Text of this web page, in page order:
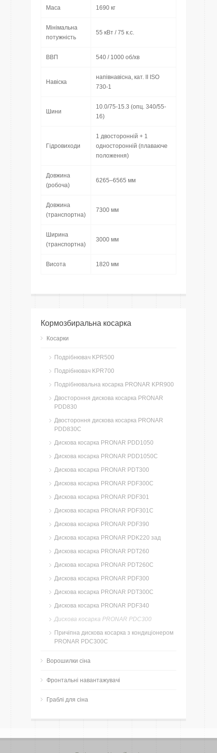
Маса 1690 кг
Мінімальна
потужність
55 кВт / 75 к.с.
ВВП 540 / 1000 об/хв
Навіска
напівнавісна, кат. II ISO
730-1
Шини
10.0/75-15.3 (опц. 340/55-
16)
Гідровиходи
1 двосторонній + 1
односторонній (плаваюче
положення)
Довжина
(робоча)
6265–6565 мм
Довжина
(транспортна)
7300 мм
Ширина
(транспортна)
3000 мм
Висота 1820 мм
Кормозбиральна косарка
Косарки
Подрібнювач KPR500
Подрібнювач KPR700
Подрібнювальна косарка PRONAR KPR900
Двостороння дискова косарка PRONAR
PDD830
Двостороння дискова косарка PRONAR
PDD830C
Дискова косарка PRONAR PDD1050
Дискова косарка PRONAR PDD1050C
Дискова косарка PRONAR PDT300
Дискова косарка PRONAR PDF300C
Дискова косарка PRONAR PDF301
Дискова косарка PRONAR PDF301C
Дискова косарка PRONAR PDF390
Дискова косарка PRONAR PDK220 зад
Дискова косарка PRONAR PDT260
Дискова косарка PRONAR PDT260C
Дискова косарка PRONAR PDF300
Дискова косарка PRONAR PDT300C
Дискова косарка PRONAR PDF340
Дискова косарка PRONAR PDC300
Причіпна дискова косарка з кондиціонером
PRONAR PDC300C
Ворошилки сіна
Фронтальні навантажувачі
Граблі для сіна